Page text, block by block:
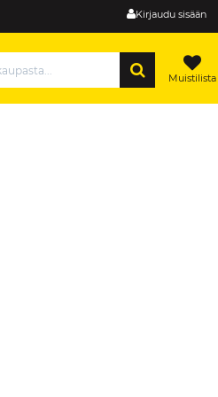
Kirjaudu sisään
Muistilista